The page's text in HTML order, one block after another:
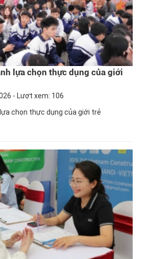
lựa chọn thực dụng của giới
- Lượt xem: 106
chọn thực dụng của giới trẻ